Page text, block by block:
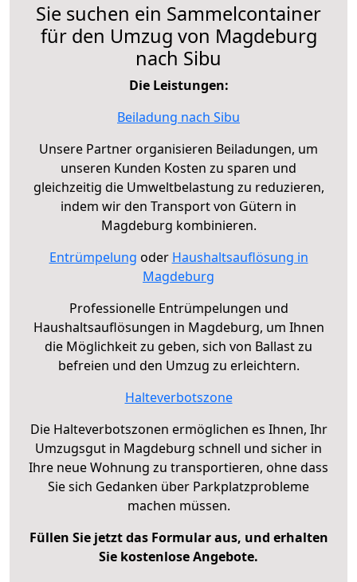
Sie suchen ein Sammelcontainer
für den Umzug von Magdeburg
nach Sibu
Die Leistungen:
Beiladung nach Sibu
Unsere Partner organisieren Beiladungen, um
unseren Kunden Kosten zu sparen und
gleichzeitig die Umweltbelastung zu reduzieren,
indem wir den Transport von Gütern in
Magdeburg kombinieren.
Entrümpelung oder Haushaltsauflösung in
Magdeburg
Professionelle Entrümpelungen und
Haushaltsauflösungen in Magdeburg, um Ihnen
die Möglichkeit zu geben, sich von Ballast zu
befreien und den Umzug zu erleichtern.
Halteverbotszone
Die Halteverbotszonen ermöglichen es Ihnen, Ihr
Umzugsgut in Magdeburg schnell und sicher in
Ihre neue Wohnung zu transportieren, ohne dass
Sie sich Gedanken über Parkplatzprobleme
machen müssen.
Füllen Sie jetzt das Formular aus, und erhalten
Sie kostenlose Angebote.